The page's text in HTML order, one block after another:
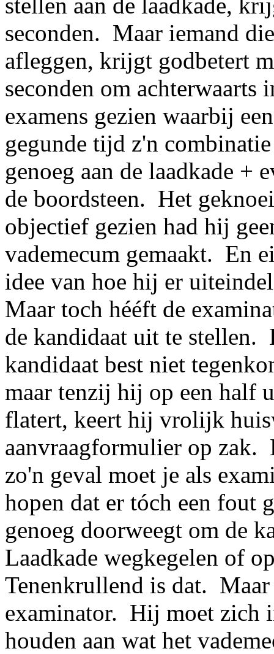
seconden. Maar iemand
afleggen, krijgt godbetert
seconden om
examens gezien waarbij
gegunde tijd z'n
genoeg aan de laadkade +
de boordsteen. Het
objectief gezien had hij
vademecum gemaakt. En
idee van hoe hij er
Maar toch hééft de
de kandidaat uit te stellen.
kandidaat best niet
maar tenzij hij op een half
flatert, keert hij vrolijk
aanvraagformulier op zak.
zo'n geval moet je als
hopen dat er tóch een fout
genoeg doorweegt om de
Laadkade wegkegelen of
Tenenkrullend is dat.
examinator. Hij moet zich
houden aan wat het